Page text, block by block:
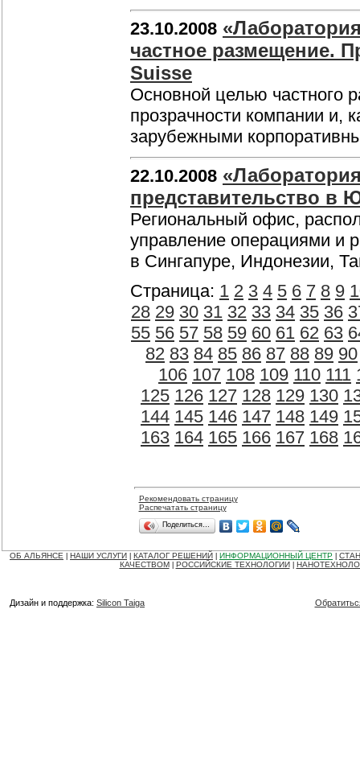
23.10.2008
частное размещение.
Suisse
Основной целью частного
прозрачности компании и,
зарубежными
22.10.2008
представительство в
Региональный офис,
управление операциями и
в Сингапуре, Индонезии,
Страница: 1 2 3 4 5 6 7 8 9
28 29 30 31 32 33 34 35 36
55 56 57 58 59 60 61 62 63
82 83 84 85 86 87 88 89 90
106 107 108 109 110 111
125 126 127 128 129 130
144 145 146 147 148 149
163 164 165 166 167 168
Рекомендовать страницу
Распечатать страницу
Поделиться…
ОБ АЛЬЯНСЕ НАШИ УСЛУГИ КАТАЛОГ РЕШЕНИЙ ИНФОРМАЦИОННЫЙ ЦЕНТР
КАЧЕСТВОМ
РОССИЙСКИЕ ТЕХНОЛОГИИ
Дизайн и поддержка: Silicon Taiga